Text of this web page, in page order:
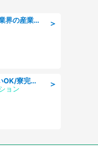
＞
「土日祝休み」ヘルスケア業界の産業保健師/高時給/未経験OK/要資格:保健師、正看護師
＞
組立・組付け/高収入/日払いOK/寮完備/交替制/20・30・40代活躍中
ョン